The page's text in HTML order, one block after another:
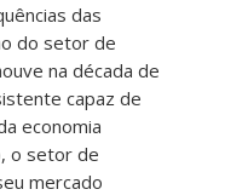
das
do setor de
na década de
capaz de
economia
o setor de
mercado